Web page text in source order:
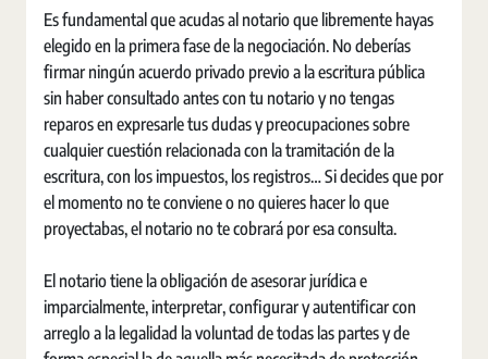
Es fundamental que acudas al notario que libremente hayas
elegido en la primera fase de la negociación. No deberías
firmar ningún acuerdo privado previo a la escritura pública
sin haber consultado antes con tu notario y no tengas
reparos en expresarle tus dudas y preocupaciones sobre
cualquier cuestión relacionada con la tramitación de la
escritura, con los impuestos, los registros… Si decides que por
el momento no te conviene o no quieres hacer lo que
proyectabas, el notario no te cobrará por esa consulta.
El notario tiene la obligación de asesorar jurídica e
imparcialmente, interpretar, configurar y autentificar con
arreglo a la legalidad la voluntad de todas las partes y de